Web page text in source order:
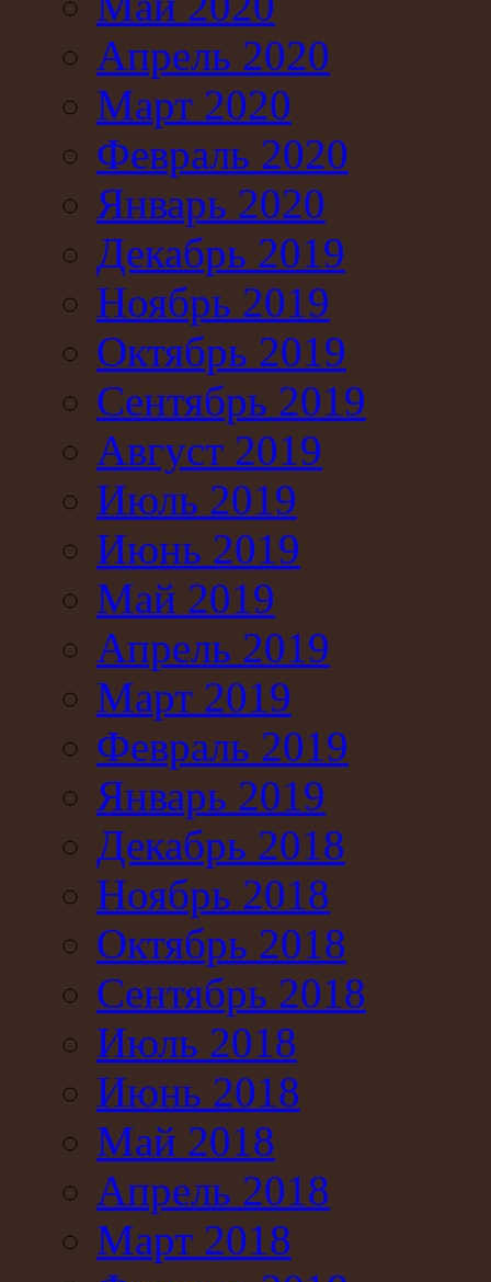
Апрель 2020
Март 2020
Февраль 2020
Январь 2020
Декабрь 2019
Ноябрь 2019
Октябрь 2019
Сентябрь 2019
Август 2019
Июль 2019
Июнь 2019
Май 2019
Апрель 2019
Март 2019
Февраль 2019
Январь 2019
Декабрь 2018
Ноябрь 2018
Октябрь 2018
Сентябрь 2018
Июль 2018
Июнь 2018
Май 2018
Апрель 2018
Март 2018